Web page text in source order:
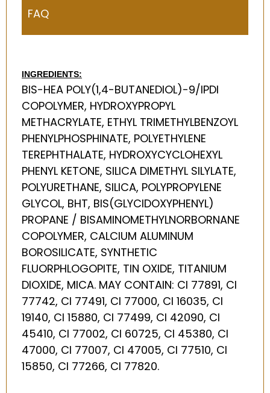
FAQ
INGREDIENTS:
BIS-HEA POLY(1,4-BUTANEDIOL)-9/IPDI
COPOLYMER, HYDROXYPROPYL
METHACRYLATE, ETHYL TRIMETHYLBENZOYL
PHENYLPHOSPHINATE, POLYETHYLENE
TEREPHTHALATE, HYDROXYCYCLOHEXYL
PHENYL KETONE, SILICA DIMETHYL SILYLATE,
POLYURETHANE, SILICA, POLYPROPYLENE
GLYCOL, BHT, BIS(GLYCIDOXYPHENYL)
PROPANE / BISAMINOMETHYLNORBORNANE
COPOLYMER, CALCIUM ALUMINUM
BOROSILICATE, SYNTHETIC
FLUORPHLOGOPITE, TIN OXIDE, TITANIUM
DIOXIDE, MICA. MAY CONTAIN: CI 77891, CI
77742, CI 77491, CI 77000, CI 16035, CI
19140, CI 15880, CI 77499, CI 42090, CI
45410, CI 77002, CI 60725, CI 45380, CI
47000, CI 77007, CI 47005, CI 77510, CI
15850, CI 77266, CI 77820.